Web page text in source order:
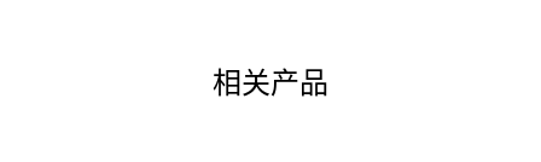
相关产品